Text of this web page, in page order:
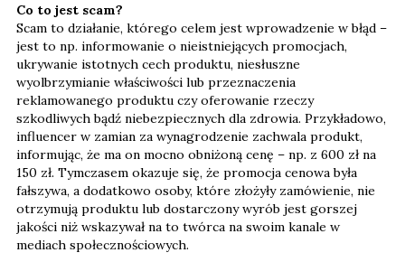
Co to jest scam?
Scam to działanie, którego celem jest wprowadzenie w błąd –
jest to np. informowanie o nieistniejących promocjach,
ukrywanie istotnych cech produktu, niesłuszne
wyolbrzymianie właściwości lub przeznaczenia
reklamowanego produktu czy oferowanie rzeczy
szkodliwych bądź niebezpiecznych dla zdrowia. Przykładowo,
influencer w zamian za wynagrodzenie zachwala produkt,
informując, że ma on mocno obniżoną cenę – np. z 600 zł na
150 zł. Tymczasem okazuje się, że promocja cenowa była
fałszywa, a dodatkowo osoby, które złożyły zamówienie, nie
otrzymują produktu lub dostarczony wyrób jest gorszej
jakości niż wskazywał na to twórca na swoim kanale w
mediach społecznościowych.